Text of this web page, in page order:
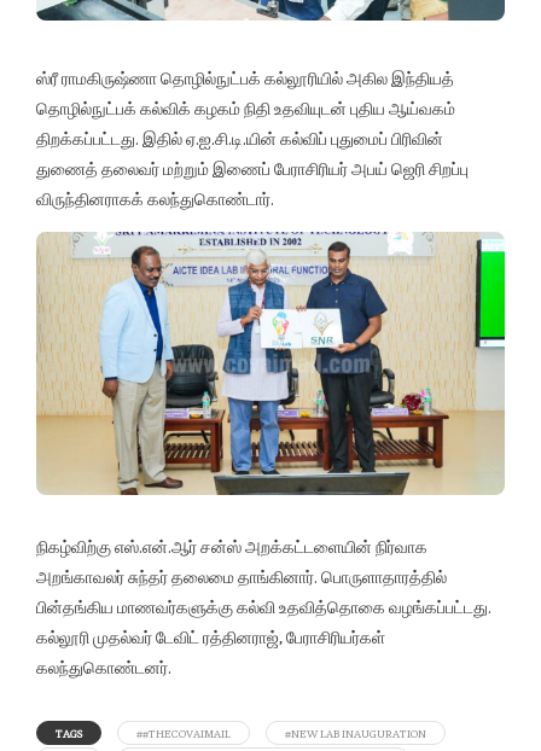
ஸ்ரீ ராமகிருஷ்ணா தொழில்நுட்பக் கல்லூரியில் அகில இந்தியத்
தொழில்நுட்பக் கல்விக் கழகம் நிதி உதவியுடன் புதிய ஆய்வகம்
திறக்கப்பட்டது. இதில் ஏ.ஐ.சி.டி.யின் கல்விப் புதுமைப் பிரிவின்
துணைத் தலைவர் மற்றும் இணைப் பேராசிரியர் அபய் ஜெரி சிறப்பு
விருந்தினராகக் கலந்துகொண்டார்.
நிகழ்விற்கு எஸ்.என்.ஆர் சன்ஸ் அறக்கட்டளையின் நிர்வாக
அறங்காவலர் சுந்தர் தலைமை தாங்கினார். பொருளாதாரத்தில்
பின்தங்கிய மாணவர்களுக்கு கல்வி உதவித்தொகை வழங்கப்பட்டது.
கல்லூரி முதல்வர் டேவிட் ரத்தினராஜ், பேராசிரியர்கள்
கலந்துகொண்டனர்.
TAGS ##THECOVAIMAIL
#NEW LAB INAUGURATION